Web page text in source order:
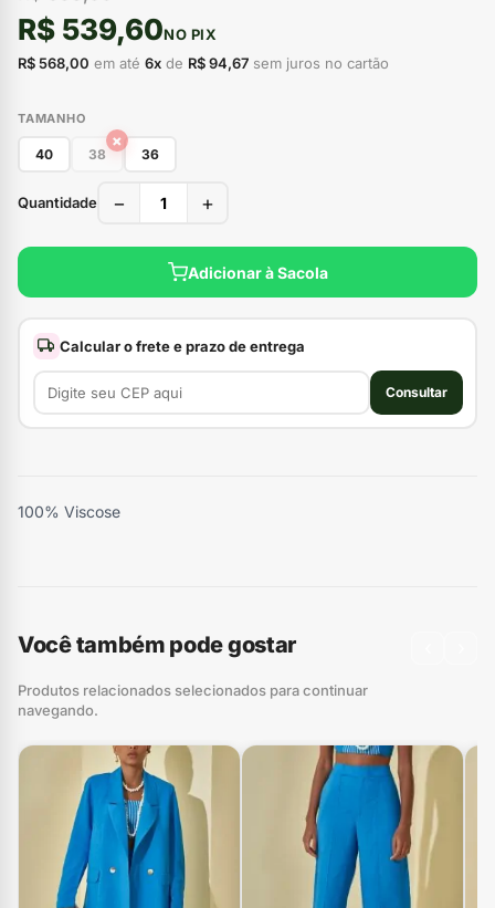
R$ 539,60NO PIX
R$ 568,00 em até 6x de R$ 94,67 sem juros no cartão
TAMANHO
40 38
×
36
Quantidade − +
Adicionar à Sacola
Calcular o frete e prazo de entrega
Consultar
100% Viscose
Você também pode gostar
Produtos relacionados selecionados para continuar
navegando.